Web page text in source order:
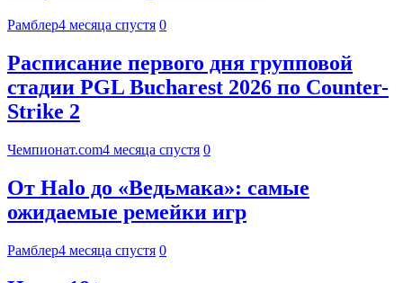
Рамблер4 месяца спустя 0
Расписание первого дня групповой
стадии PGL Bucharest 2026 по Counter-
Strike 2
Чемпионат.com4 месяца спустя 0
От Halo до «Ведьмака»: самые
ожидаемые ремейки игр
Рамблер4 месяца спустя 0